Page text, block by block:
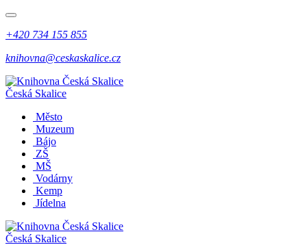
+420 734 155 855
knihovna@ceskaskalice.cz
Česká Skalice
Město
Muzeum
Bájo
ZŠ
MŠ
Vodárny
Kemp
Jídelna
Česká Skalice